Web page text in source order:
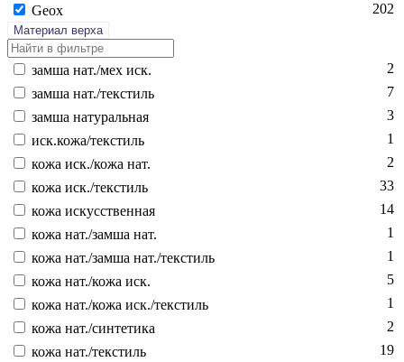
Ge­ox 202
Материал верха
зам­ша нат./мех иск.
2
зам­ша нат./текс­тиль
7
зам­ша на­тураль­ная
3
иск.ко­жа/текс­тиль
1
ко­жа иск./ко­жа нат.
2
ко­жа иск./текс­тиль
33
ко­жа ис­кусс­твен­ная
14
ко­жа нат./зам­ша нат.
1
ко­жа нат./зам­ша нат./текс­тиль
1
ко­жа нат./ко­жа иск.
5
ко­жа нат./ко­жа иск./текс­тиль
1
ко­жа нат./син­те­тика
2
ко­жа нат./текс­тиль
19